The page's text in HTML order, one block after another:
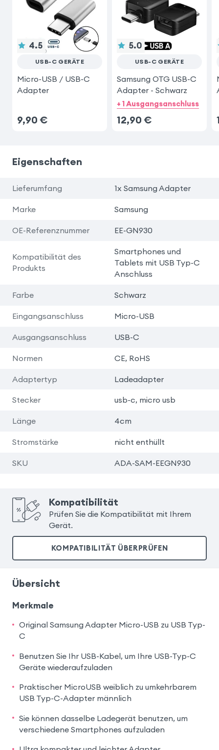
4.5
USB-C GERÄTE
Micro-USB / USB-C
Adapter
9,90 €
5.0
USB-C GERÄTE
Samsung OTG USB-C
Adapter - Schwarz
+ 1 Ausgangsanschluss
12,90 €
Eigenschaften
Lieferumfang 1x Samsung Adapter
Marke Samsung
OE-Referenznummer EE-GN930
Kompatibilität des
Produkts
Smartphones und
Tablets mit USB Typ-C
Anschluss
Farbe Schwarz
Eingangsanschluss Micro-USB
Ausgangsanschluss USB-C
Normen CE, RoHS
Adaptertyp Ladeadapter
Stecker usb-c, micro usb
Länge 4cm
Stromstärke nicht enthüllt
SKU ADA-SAM-EEGN930
Kompatibilität
Prüfen Sie die Kompatibilität mit Ihrem
Gerät.
KOMPATIBILITÄT ÜBERPRÜFEN
Übersicht
Merkmale
Original Samsung Adapter Micro-USB zu USB Typ-
C
Benutzen Sie Ihr USB-Kabel, um Ihre USB-Typ-C
Geräte wiederaufzuladen
Praktischer MicroUSB weiblich zu umkehrbarem
USB Typ-C-Adapter männlich
Sie können dasselbe Ladegerät benutzen, um
verschiedene Smartphones aufzuladen